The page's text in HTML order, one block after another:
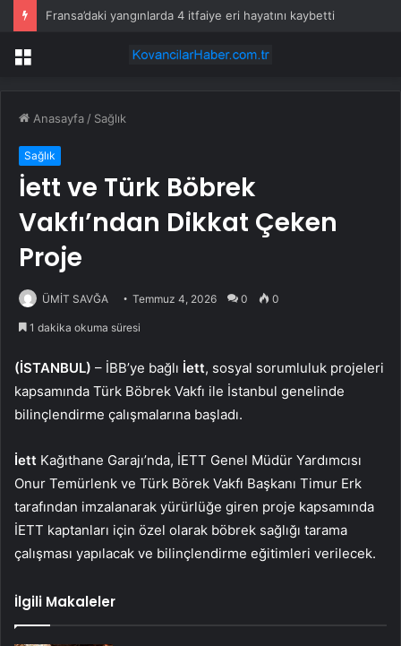
Fransa’daki yangınlarda 4 itfaiye eri hayatını kaybetti
Menü
Anasayfa / Sağlık
Sağlık
İett ve Türk Böbrek
Vakfı’ndan Dikkat Çeken
Proje
ÜMİT SAVĞA Temmuz 4, 2026 0 0
1 dakika okuma süresi
(İSTANBUL) – İBB’ye bağlı İett, sosyal sorumluluk projeleri
kapsamında Türk Böbrek Vakfı ile İstanbul genelinde
bilinçlendirme çalışmalarına başladı.
İett Kağıthane Garajı’nda, İETT Genel Müdür Yardımcısı
Onur Temürlenk ve Türk Börek Vakfı Başkanı Timur Erk
tarafından imzalanarak yürürlüğe giren proje kapsamında
İETT kaptanları için özel olarak böbrek sağlığı tarama
çalışması yapılacak ve bilinçlendirme eğitimleri verilecek.
İlgili Makaleler